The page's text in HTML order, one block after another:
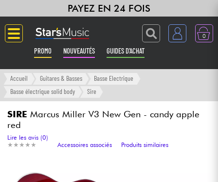
PAYEZ EN 24 FOIS
0
PROMO NOUVEAUTÉS GUIDES D'ACHAT
Langue
Synthés & Sampleurs
Accueil Guitares & Basses
Basse Electrique
Basse électrique solid body
Sire
SIRE Marcus Miller V3 New Gen - candy apple
red
★ ★ ★ ★ ★
★ ★ ★ ★ ★
Lire les avis (0)
Accessoires associés
Produits similaires